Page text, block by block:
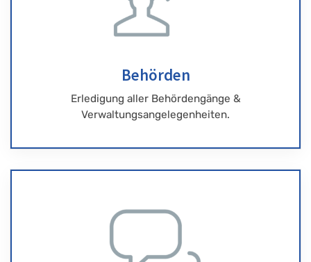
Behörden
Erledigung aller Behördengänge &
Verwaltungsangelegenheiten.